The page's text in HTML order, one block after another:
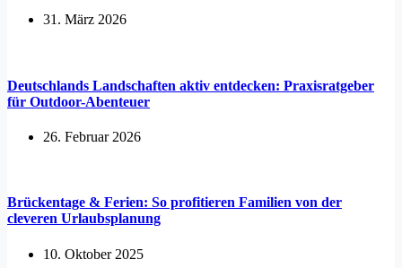
31. März 2026
Deutschlands Landschaften aktiv entdecken: Praxisratgeber
für Outdoor-Abenteuer
26. Februar 2026
Brückentage & Ferien: So profitieren Familien von der
cleveren Urlaubsplanung
10. Oktober 2025